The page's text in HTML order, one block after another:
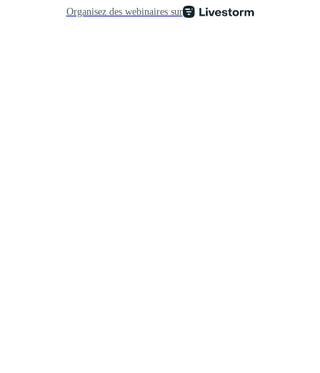
Organisez des webinaires sur